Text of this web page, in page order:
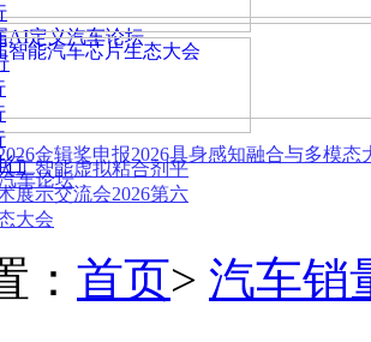
金辑奖申报2026具身感知融合与多模态
车论坛
工智能虚拟粘合剂平
展示交流会2026第六
大会
行
： 首页> 汽车销